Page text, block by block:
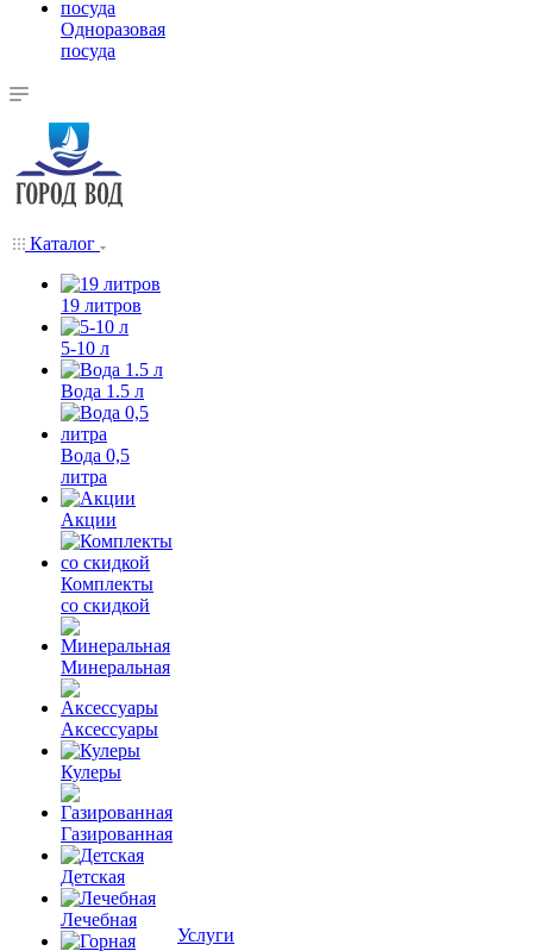
Одноразовая
посуда
Каталог
19 литров
5-10 л
Вода 1.5 л
Вода 0,5
литра
Акции
Комплекты
со скидкой
Минеральная
Аксессуары
Кулеры
Газированная
Детская
Лечебная
Услуги